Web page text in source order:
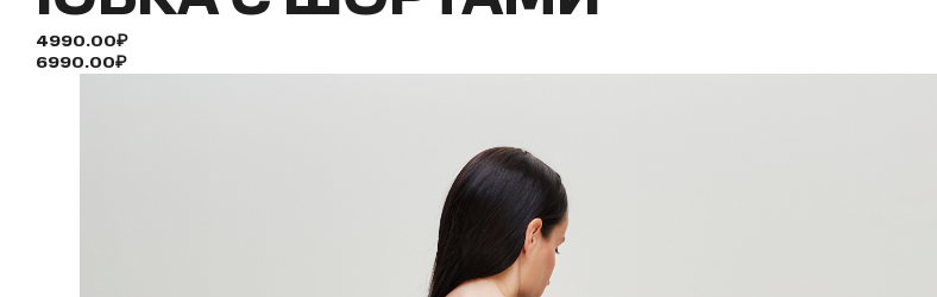
4990.00₽
6990.00₽